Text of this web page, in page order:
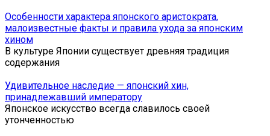
Особенности характера японского аристократа,
малоизвестные факты и правила ухода за японским
хином
В культуре Японии существует древняя традиция
содержания
Удивительное наследие — японский хин,
принадлежавший императору
Японское искусство всегда славилось своей
утонченностью